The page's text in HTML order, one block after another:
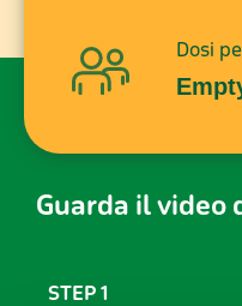
Dosi
STEP 1
Guarda il video